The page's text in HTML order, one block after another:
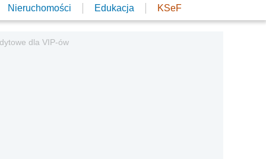
Nieruchomości Edukacja KSeF
dla VIP-ów